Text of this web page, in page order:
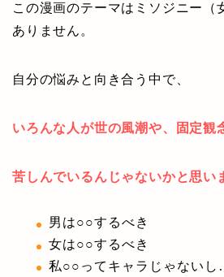
この漫画のテーマはミソジニー（
ありません。
自分の悩みと向き合う中で、
いろんな人が世の風潮や、固定観
苦しんでいるんじゃないかと思い
男は○○するべき
女は○○するべき
私○○ってキャラじゃないし